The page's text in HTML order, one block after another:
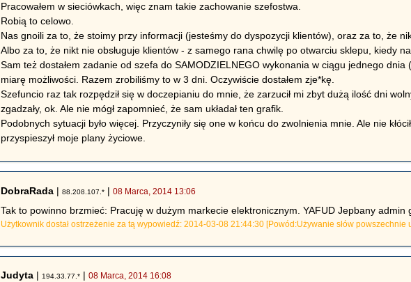
Pracowałem w sieciówkach, więc znam takie zachowanie szefostwa.
Robią to celowo.
Nas gnoili za to, że stoimy przy informacji (jesteśmy do dyspozycji klientów), oraz za to, że
Albo za to, że nikt nie obsługuje klientów - z samego rana chwilę po otwarciu sklepu, kiedy
Sam też dostałem zadanie od szefa do SAMODZIELNEGO wykonania w ciągu jednego
miarę możliwości. Razem zrobiliśmy to w 3 dni. Oczywiście dostałem zje*kę.
Szefuncio raz tak rozpędził się w doczepianiu do mnie, że zarzucił mi zbyt dużą ilość dni
zgadzały, ok. Ale nie mógł zapomnieć, że sam układał ten grafik.
Podobnych sytuacji było więcej. Przyczyniły się one w końcu do zwolnienia mnie. Ale nie
przyspieszył moje plany życiowe.
DobraRada |88.208.107.* |08 Marca, 2014 13:06
Tak to powinno brzmieć: Pracuję w dużym markecie elektronicznym. YAFUD Jepbany admin
Użytkownik dostał ostrzeżenie za tą wypowiedź: 2014-03-08 21:44:30 [Powód:Używanie słów powszechnie
Judyta |194.33.77.* |08 Marca, 2014 16:08